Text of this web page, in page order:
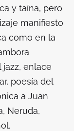
y taína, pero
manifiesto
como en la
enlace
poesía del
a Juan
Neruda,